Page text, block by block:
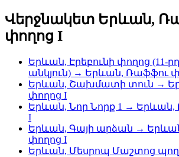
Վերջնակետ Երևան,
փողոց I
Երևան, Էրեբունի փողոց (11-
անկյուն) → Երևան, Ռաֆֆու
Երևան, Շախմատի տուն →
փողոց I
Երևան, Նոր Նորք 1 →
I
Երևան, Գայի արձան →
փողոց I
Երևան, Մեսրոպ Մաշտոց